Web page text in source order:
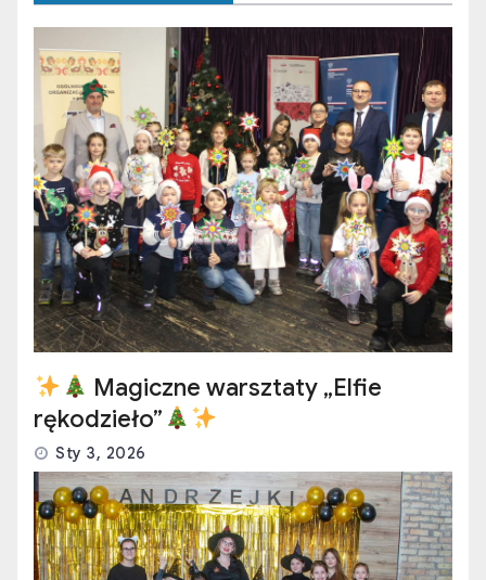
Magiczne warsztaty „Elfie
rękodzieło”
Sty 3, 2026